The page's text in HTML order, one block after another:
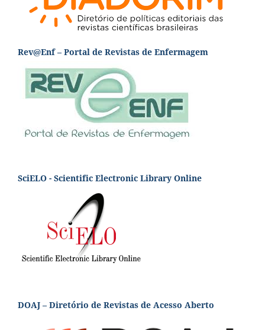
Rev@Enf – Portal de Revistas de Enfermagem
SciELO - Scientific Electronic Library Online
DOAJ – Diretório de Revistas de Acesso Aberto